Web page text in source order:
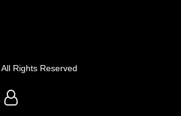
All Rights Reserved